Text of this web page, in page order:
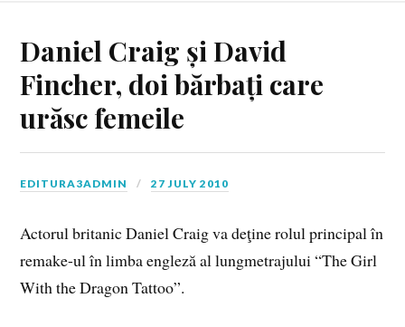
Daniel Craig și David
Fincher, doi bărbați care
urăsc femeile
EDITURA3ADMIN 27 JULY 2010
Actorul britanic Daniel Craig va deţine rolul principal în
remake-ul în limba engleză al lungmetrajului “The Girl
With the Dragon Tattoo”.